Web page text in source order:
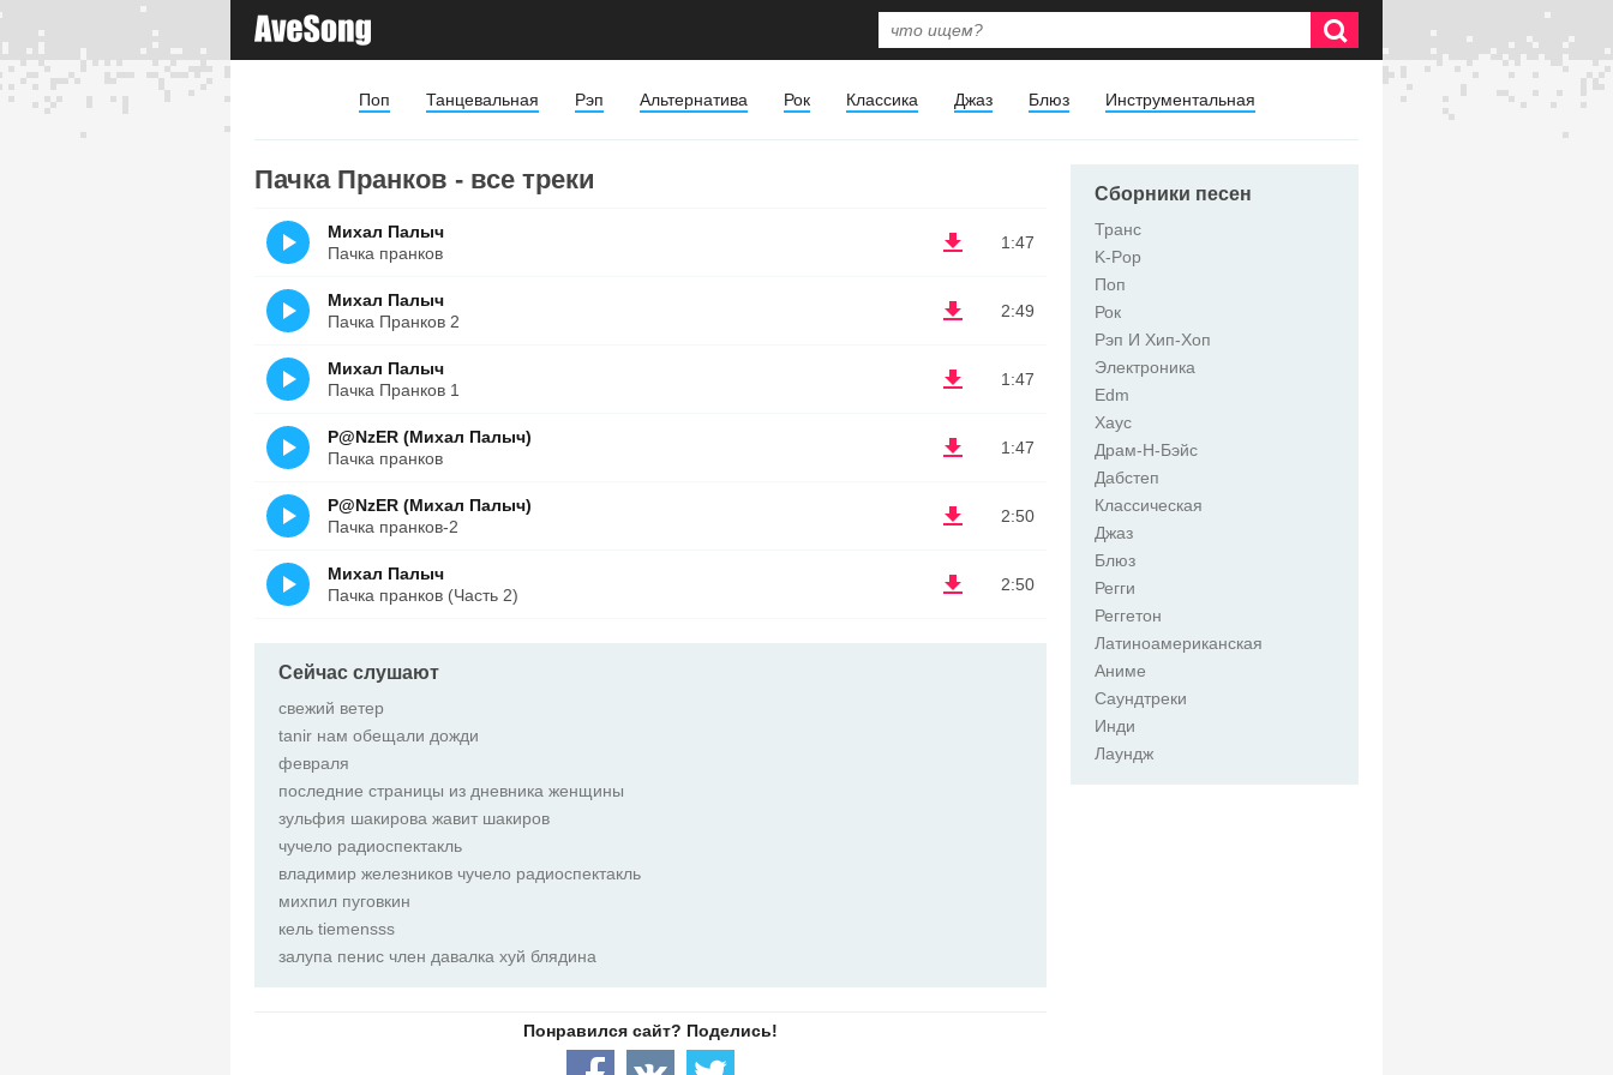
Поп Танцевальная Рэп Альтернатива Рок Классика Джаз Блюз Инструментальная
Пачка Пранков - все треки
1:47
Михал Палыч
Пачка пранков
2:49
Михал Палыч
Пачка Пранков 2
1:47
Михал Палыч
Пачка Пранков 1
1:47
P@NzER (Михал Палыч)
Пачка пранков
2:50
P@NzER (Михал Палыч)
Пачка пранков-2
2:50
Михал Палыч
Пачка пранков (Часть 2)
Сейчас слушают
свежий ветер
tanir нам обещали дожди
февраля
последние страницы из дневника женщины
зульфия шакирова жавит шакиров
чучело радиоспектакль
владимир железников чучело радиоспектакль
михпил пуговкин
кель tiemensss
залупа пенис член давалка хуй блядина
Сборники песен
Транс
K-Pop
Поп
Рок
Рэп И Хип-Хоп
Электроника
Edm
Хаус
Драм-Н-Бэйс
Дабстеп
Классическая
Джаз
Блюз
Регги
Реггетон
Латиноамериканская
Аниме
Саундтреки
Инди
Лаундж